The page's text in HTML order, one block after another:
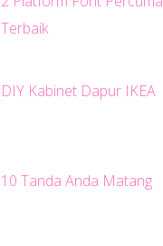
Terbaik
DIY Kabinet Dapur IKEA
10 Tanda Anda Matang